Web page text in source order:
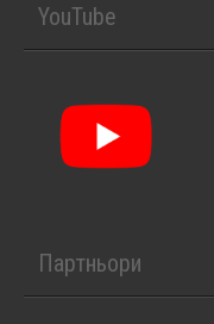
YouTube
Партньори